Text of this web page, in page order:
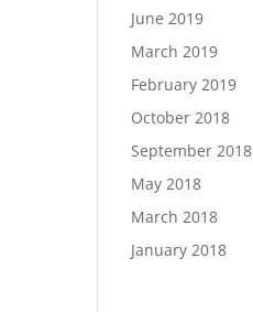
June 2019
March 2019
February 2019
October 2018
September 2018
May 2018
March 2018
January 2018